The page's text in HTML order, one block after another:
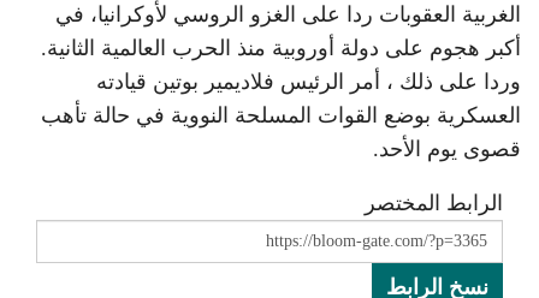
الغربية العقوبات ردا على الغزو الروسي لأوكرانيا، في
أكبر هجوم على دولة أوروبية منذ الحرب العالمية الثانية.
وردا على ذلك ، أمر الرئيس فلاديمير بوتين قيادته
العسكرية بوضع القوات المسلحة النووية في حالة تأهب
قصوى يوم الأحد.
الرابط المختصر
نسخ الرابط